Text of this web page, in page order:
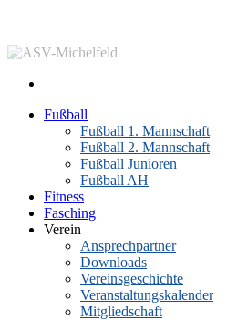
Fußball
Fußball 1. Mannschaft
Fußball 2. Mannschaft
Fußball Junioren
Fußball AH
Fitness
Fasching
Verein
Ansprechpartner
Downloads
Vereinsgeschichte
Veranstaltungskalender
Mitgliedschaft